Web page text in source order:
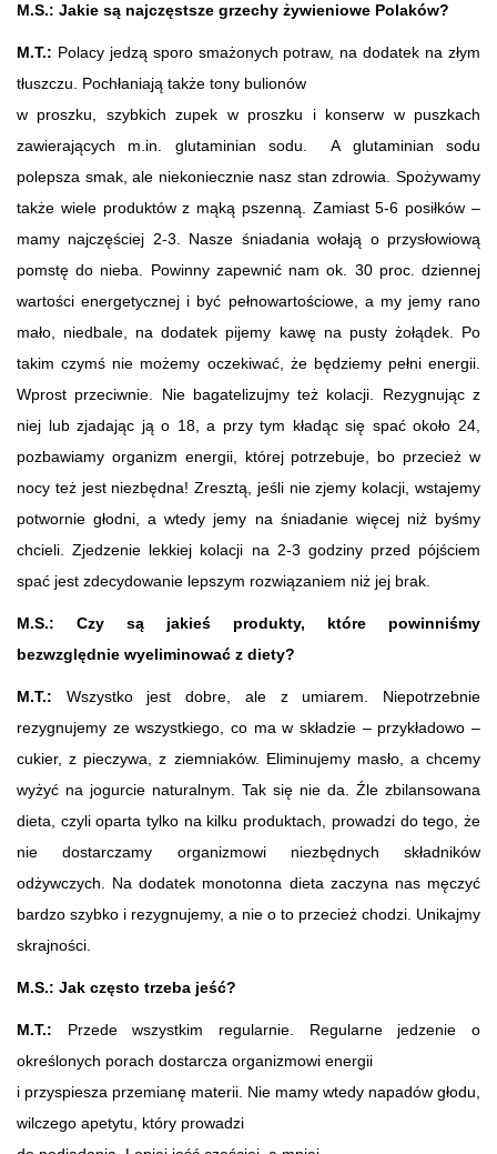
M.S.: Jakie są najczęstsze grzechy żywieniowe Polaków?
M.T.: Polacy jedzą sporo smażonych potraw, na dodatek na złym
tłuszczu. Pochłaniają także tony bulionów
w proszku, szybkich zupek w proszku i konserw w puszkach
zawierających m.in. glutaminian sodu. A glutaminian sodu
polepsza smak, ale niekoniecznie nasz stan zdrowia. Spożywamy
także wiele produktów z mąką pszenną. Zamiast 5-6 posiłków –
mamy najczęściej 2-3. Nasze śniadania wołają o przysłowiową
pomstę do nieba. Powinny zapewnić nam ok. 30 proc. dziennej
wartości energetycznej i być pełnowartościowe, a my jemy rano
mało, niedbale, na dodatek pijemy kawę na pusty żołądek. Po
takim czymś nie możemy oczekiwać, że będziemy pełni energii.
Wprost przeciwnie. Nie bagatelizujmy też kolacji. Rezygnując z
niej lub zjadając ją o 18, a przy tym kładąc się spać około 24,
pozbawiamy organizm energii, której potrzebuje, bo przecież w
nocy też jest niezbędna! Zresztą, jeśli nie zjemy kolacji, wstajemy
potwornie głodni, a wtedy jemy na śniadanie więcej niż byśmy
chcieli. Zjedzenie lekkiej kolacji na 2-3 godziny przed pójściem
spać jest zdecydowanie lepszym rozwiązaniem niż jej brak.
M.S.: Czy są jakieś produkty, które powinniśmy
bezwzględnie wyeliminować z diety?
M.T.: Wszystko jest dobre, ale z umiarem. Niepotrzebnie
rezygnujemy ze wszystkiego, co ma w składzie – przykładowo –
cukier, z pieczywa, z ziemniaków. Eliminujemy masło, a chcemy
wyżyć na jogurcie naturalnym. Tak się nie da. Źle zbilansowana
dieta, czyli oparta tylko na kilku produktach, prowadzi do tego, że
nie dostarczamy organizmowi niezbędnych składników
odżywczych. Na dodatek monotonna dieta zaczyna nas męczyć
bardzo szybko i rezygnujemy, a nie o to przecież chodzi. Unikajmy
skrajności.
M.S.: Jak często trzeba jeść?
M.T.: Przede wszystkim regularnie. Regularne jedzenie o
określonych porach dostarcza organizmowi energii
i przyspiesza przemianę materii. Nie mamy wtedy napadów głodu,
wilczego apetytu, który prowadzi